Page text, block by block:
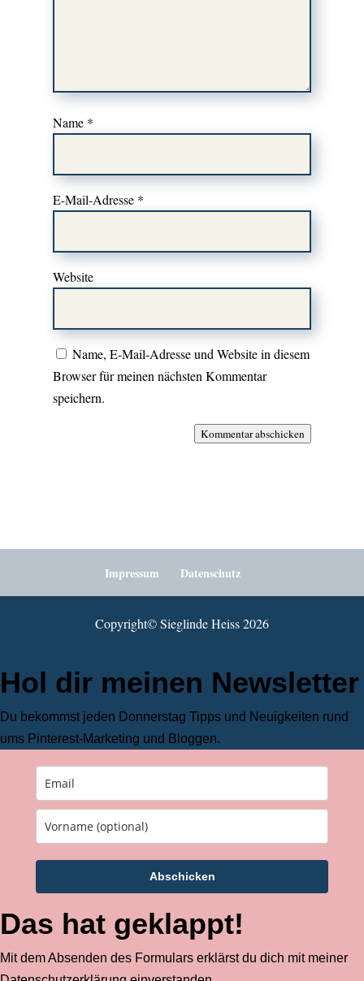
Name *
E-Mail-Adresse *
Website
Name, E-Mail-Adresse und Website in diesem
Browser für meinen nächsten Kommentar
speichern.
Kommentar abschicken
Impressum Datenschutz
Copyright©️ Sieglinde Heiss 2026
Hol dir meinen Newsletter
Du bekommst jeden Donnerstag Tipps und Neuigkeiten rund
ums Pinterest-Marketing und Bloggen.
Abschicken
Das hat geklappt!
Mit dem Absenden des Formulars erklärst du dich mit meiner